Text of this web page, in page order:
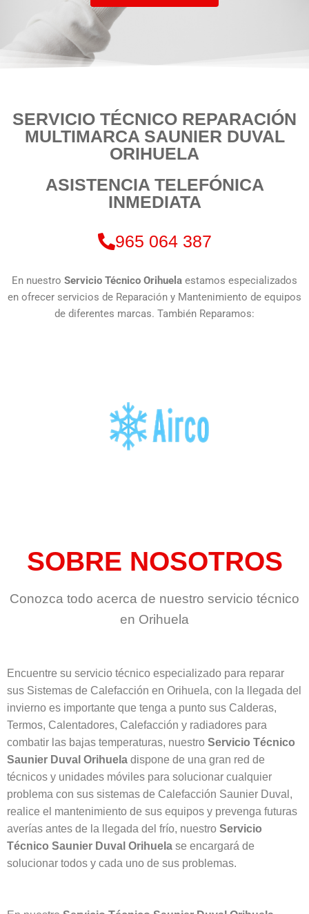
SERVICIO TÉCNICO REPARACIÓN
MULTIMARCA SAUNIER DUVAL
ORIHUELA
ASISTENCIA TELEFÓNICA
INMEDIATA
965 064 387
En nuestro Servicio Técnico Orihuela estamos especializados
en ofrecer servicios de Reparación y Mantenimiento de equipos
de diferentes marcas. También Reparamos:
SOBRE NOSOTROS
Conozca todo acerca de nuestro servicio técnico
en Orihuela
Encuentre su servicio técnico especializado para reparar
sus Sistemas de Calefacción en Orihuela, con la llegada del
invierno es importante que tenga a punto sus Calderas,
Termos, Calentadores, Calefacción y radiadores para
combatir las bajas temperaturas, nuestro Servicio Técnico
Saunier Duval Orihuela dispone de una gran red de
técnicos y unidades móviles para solucionar cualquier
problema con sus sistemas de Calefacción Saunier Duval,
realice el mantenimiento de sus equipos y prevenga futuras
averías antes de la llegada del frío, nuestro Servicio
Técnico Saunier Duval Orihuela se encargará de
solucionar todos y cada uno de sus problemas.